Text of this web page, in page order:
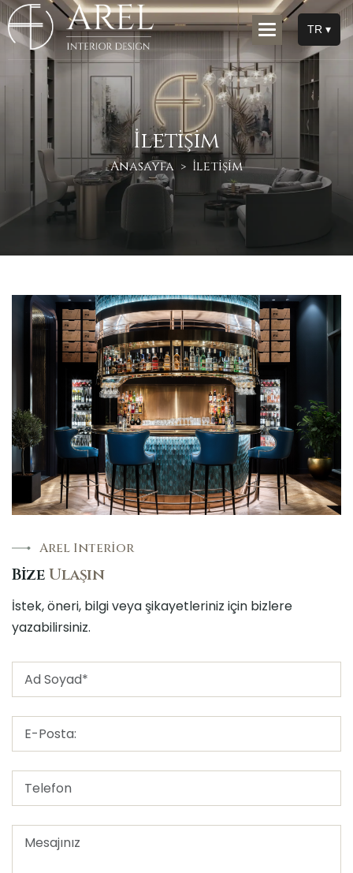
TR ▾
İletişim
Anasayfa İletişim
Arel Interior
BizeUlaşın
İstek, öneri, bilgi veya şikayetleriniz için bizlere
yazabilirsiniz.